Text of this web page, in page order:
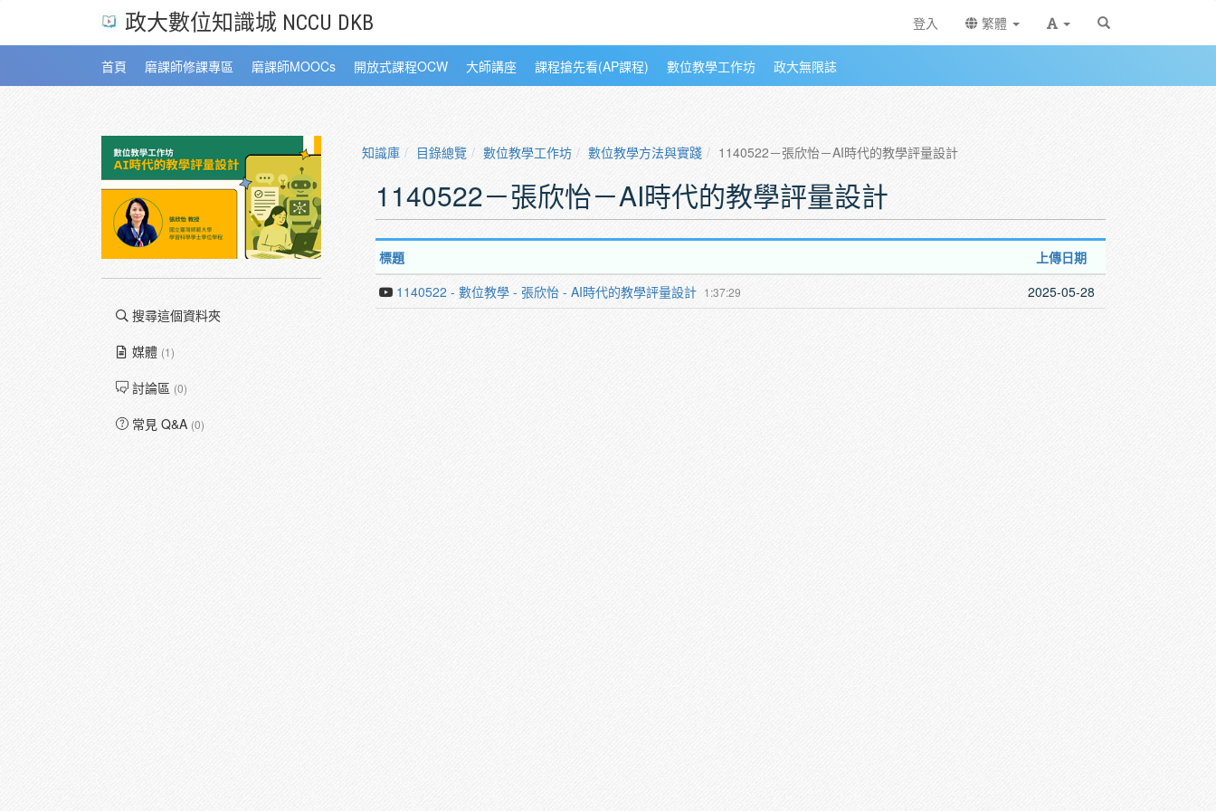
政大數位知識城 NCCU DKB 登入 繁體
首頁 磨課師修課專區 磨課師MOOCs 開放式課程OCW 大師講座 課程搶先看(AP課程) 數位教學工作坊 政大無限誌
搜尋這個資料夾
媒體 (1)
討論區 (0)
常見 Q&A (0)
知識庫 目錄總覽 數位教學工作坊 數位教學方法與實踐 1140522－張欣怡－AI時代的教學評量設計
1140522－張欣怡－AI時代的教學評量設計
標題 上傳日期
1:37:29
1140522 - 數位教學 - 張欣怡 - AI時代的教學評量設計 2025-05-28